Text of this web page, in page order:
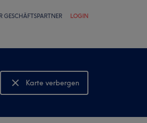
GESCHÄFTSPARTNER LOGIN
Karte verbergen
Karte anzeigen